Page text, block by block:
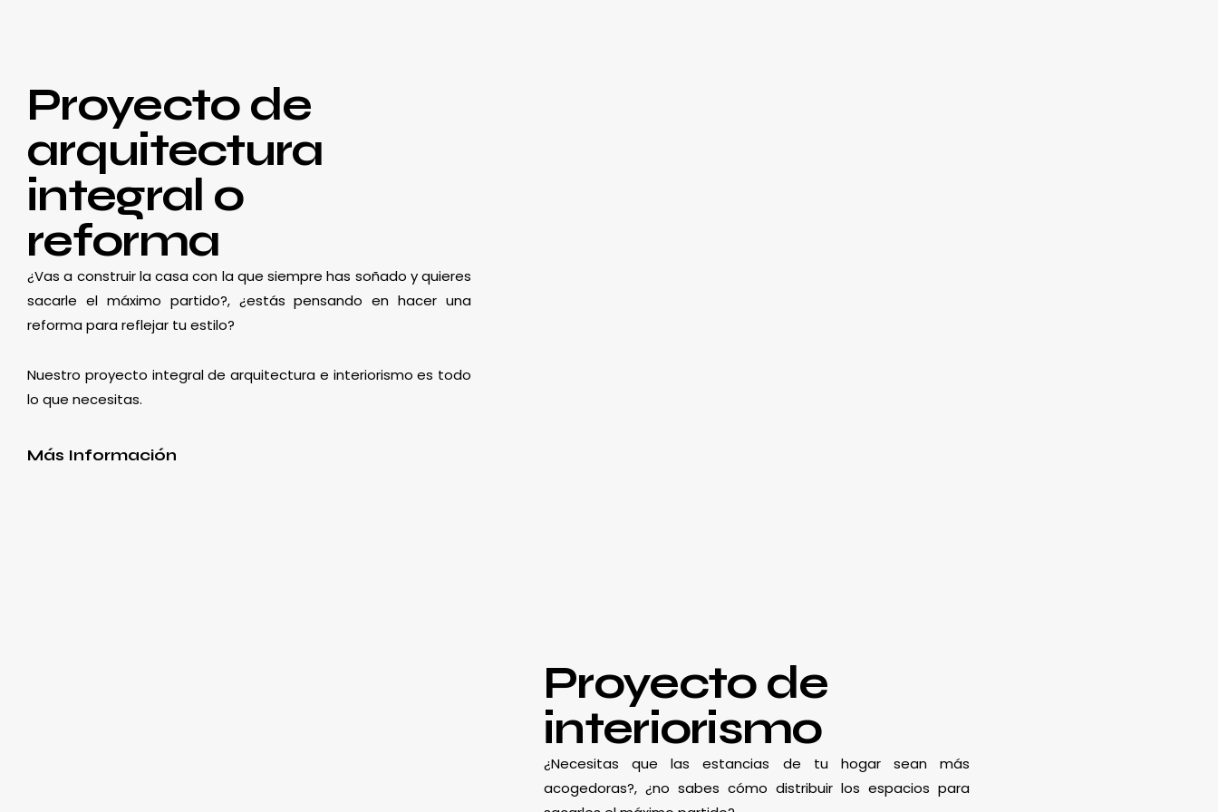
Proyecto de
arquitectura
integral o
reforma
¿Vas a construir la casa con la que siempre has soñado y quieres
sacarle el máximo partido?, ¿estás pensando en hacer una
reforma para reflejar tu estilo?
Nuestro proyecto integral de arquitectura e interiorismo es todo
lo que necesitas.
Más Información
Proyecto de
interiorismo
¿Necesitas que las estancias de tu hogar sean más
acogedoras?, ¿no sabes cómo distribuir los espacios para